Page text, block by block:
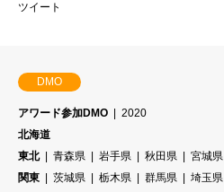
ツイート
DMO
アワード参加DMO
2020
北海道
東北
青森県 岩手県 秋田県 宮城県
関東
茨城県 栃木県 群馬県 埼玉県